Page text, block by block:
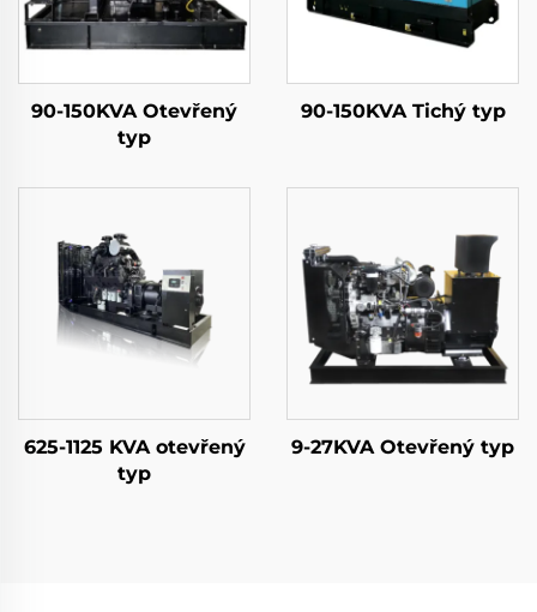
90-150KVA Otevřený
typ
90-150KVA Tichý typ
625-1125 KVA otevřený
typ
9-27KVA Otevřený typ